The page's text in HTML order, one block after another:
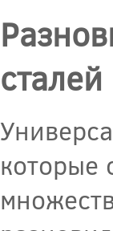
сталей
которые